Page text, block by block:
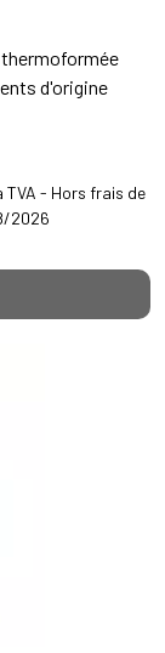
d'origine
- Hors frais de
2026